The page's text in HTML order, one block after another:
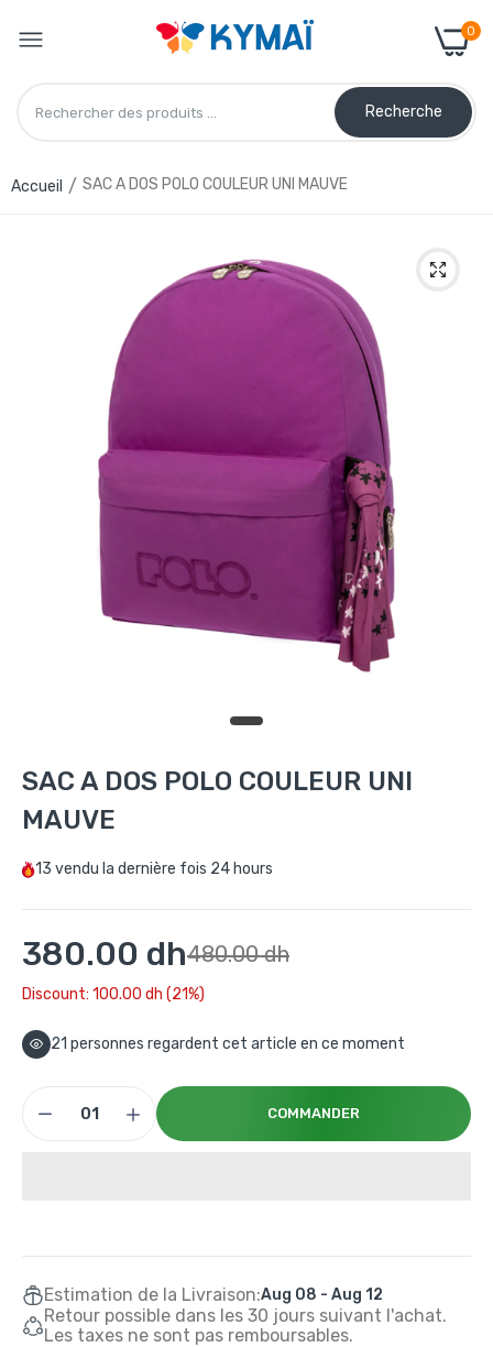
0
Recherche
Accueil SAC A DOS POLO COULEUR UNI MAUVE
SAC A DOS POLO COULEUR UNI
MAUVE
13 vendu la dernière fois 24 hours
380.00 dh480.00 dh
Discount: 100.00 dh (21%)
21 personnes regardent cet article en ce moment
COMMANDER
Estimation de la Livraison:Aug 08 - Aug 12
Retour possible dans les 30 jours suivant l'achat.
Les taxes ne sont pas remboursables.